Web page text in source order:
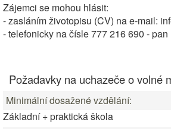
Zájemci se mohou hlásit:
- zasláním životopisu (CV) na e-mail:
- telefonicky na čísle 777 216 690 -
Požadavky na uchazeče o volné
Minimální dosažené vzdělání:
Základní + praktická škola